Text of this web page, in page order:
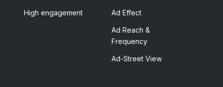
High engagement Ad Effect
Ad Reach &
Frequency
Ad-Street View